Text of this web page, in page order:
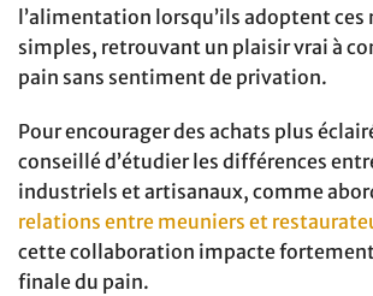
l’alimentation lorsqu’ils adoptent ces
simples, retrouvant un plaisir vrai à
pain sans sentiment de privation.
Pour encourager des achats plus
conseillé d’étudier les différences
industriels et artisanaux, comme
relations entre meuniers et
cette collaboration impacte
finale du pain.